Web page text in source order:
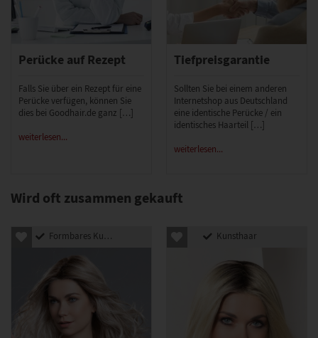
Perücke auf Rezept
Falls Sie über ein Rezept für eine
Perücke verfügen, können Sie
dies bei Goodhair.de ganz […]
weiterlesen...
Tiefpreisgarantie
Sollten Sie bei einem anderen
Internetshop aus Deutschland
eine identische Perücke / ein
identisches Haarteil […]
weiterlesen...
Wird oft zusammen gekauft
Formbares Kunsthaar Kunsthaar